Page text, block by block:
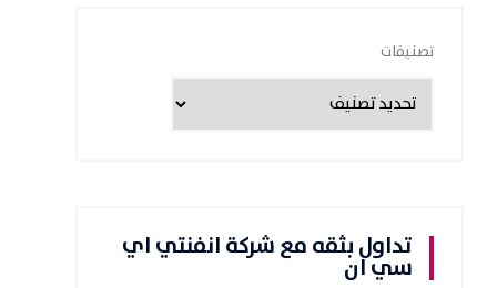
تصنيفات
تداول بثقه مع شركة انفنتي اي
سي ان